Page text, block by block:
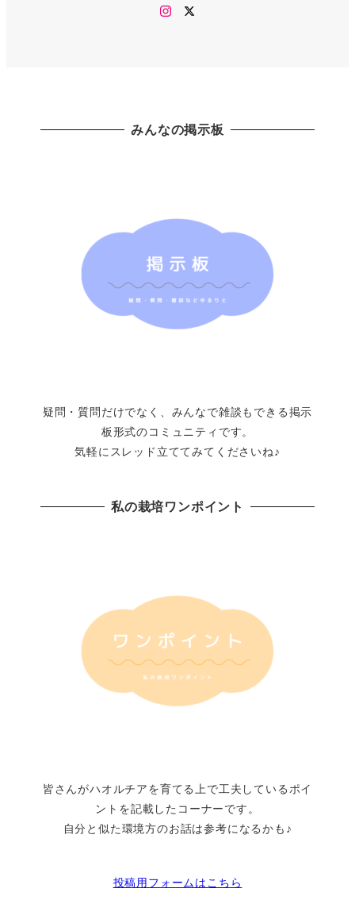
Instagram
みんなの掲示板
疑問・質問だけでなく、みんなで雑談もできる掲示
板形式のコミュニティです。
気軽にスレッド立ててみてくださいね♪
私の栽培ワンポイント
皆さんがハオルチアを育てる上で工夫しているポイ
ントを記載したコーナーです。
自分と似た環境方のお話は参考になるかも♪
投稿用フォームはこちら